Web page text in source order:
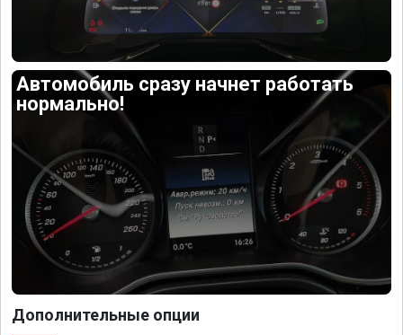
Автомобиль сразу начнет работать
нормально!
Дополнительные опции